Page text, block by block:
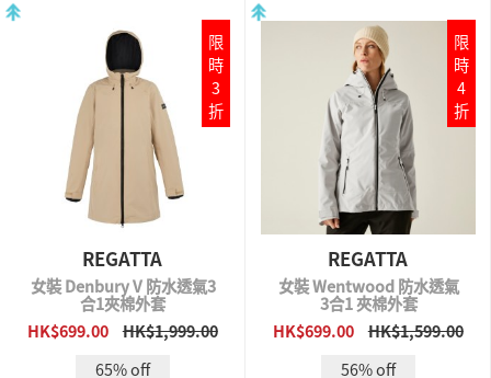
QUICK VIEW
REGATTA
女裝 Denbury V 防水透氣3
合1夾棉外套
HK$699.00
HK$1,999.00
65% off
限
時
3
折
QUICK VIEW
REGATTA
女裝 Wentwood 防水透氣
3合1 夾棉外套
HK$699.00
HK$1,599.00
56% off
限
時
4
折